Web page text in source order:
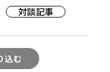
対談記事